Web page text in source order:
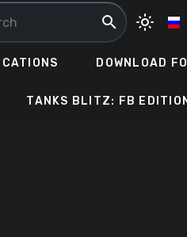
search light_mode
DOWNLOAD
TANKS BLITZ: FB